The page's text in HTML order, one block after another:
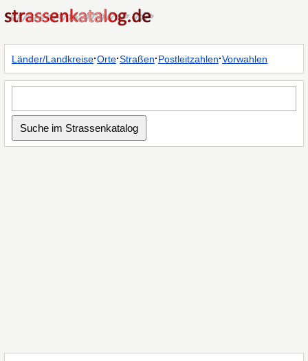
Länder/Landkreise·Orte·Straßen·Postleitzahlen·Vorwahlen